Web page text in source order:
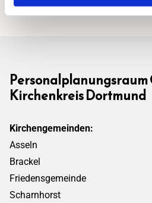
Personalplanungsraum
Kirchenkreis Dortmund
Kirchengemeinden:
Asseln
Brackel
Friedensgemeinde
Scharnhorst